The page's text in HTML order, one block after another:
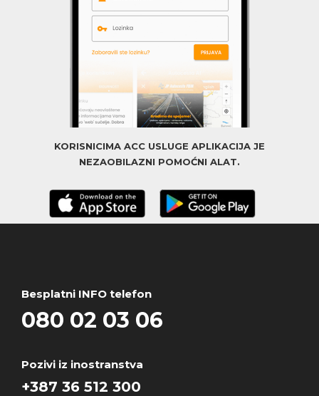
KORISNICIMA ACC USLUGE APLIKACIJA JE
NEZAOBILAZNI POMOĆNI ALAT.
Besplatni INFO telefon
080 02 03 06
Pozivi iz inostranstva
+387 36 512 300